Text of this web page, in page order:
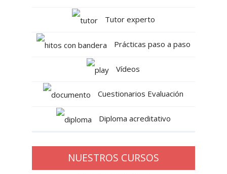
Tutor experto
Prácticas paso a paso
Vídeos
Cuestionarios Evaluación
Diploma acreditativo
NUESTROS CURSOS